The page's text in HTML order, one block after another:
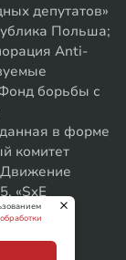
депутатов»
Польша;
Anti-
борьбы с
в форме
комитет
Движение
«SxE